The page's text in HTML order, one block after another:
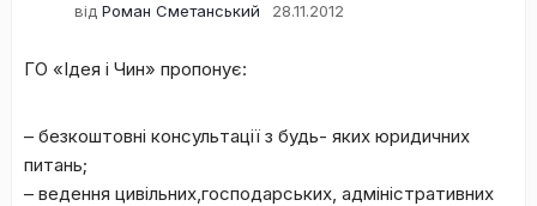
від Роман Сметанський 28.11.2012
ГО «Ідея і Чин» пропонує:
– безкоштовні консультації з будь- яких юридичних
питань;
– ведення цивільних,господарських, адміністративних